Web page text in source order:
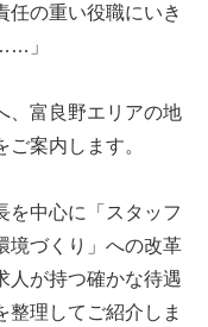
任の重い役職にいき
」
、富良野エリアの地
案内します。
を中心に「スタッフ
境づくり」への改革
人が持つ確かな待遇
整理してご紹介しま